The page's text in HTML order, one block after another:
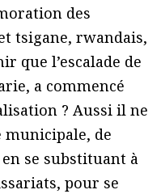
des
tsigane, rwandais,
que l’escalade de
a commencé
? Aussi il ne
municipale, de
se substituant à
pour se